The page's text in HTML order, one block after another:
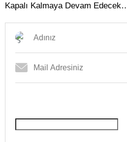
Kapalı Kalmaya Devam